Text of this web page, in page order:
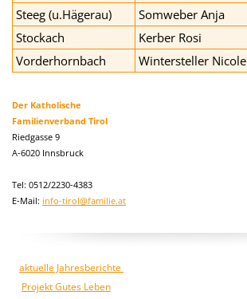
Steeg (u.Hägerau)
Somweber Anja
Stockach
Kerber Rosi
Vorderhornbach
Wintersteller Nicole
Der Katholische
Familienverband Tirol
Riedgasse 9
A-6020 Innsbruck
Tel: 0512/2230-4383
E-Mail: info-tirol@familie.at
aktuelle Jahresberichte
Projekt Gutes Leben